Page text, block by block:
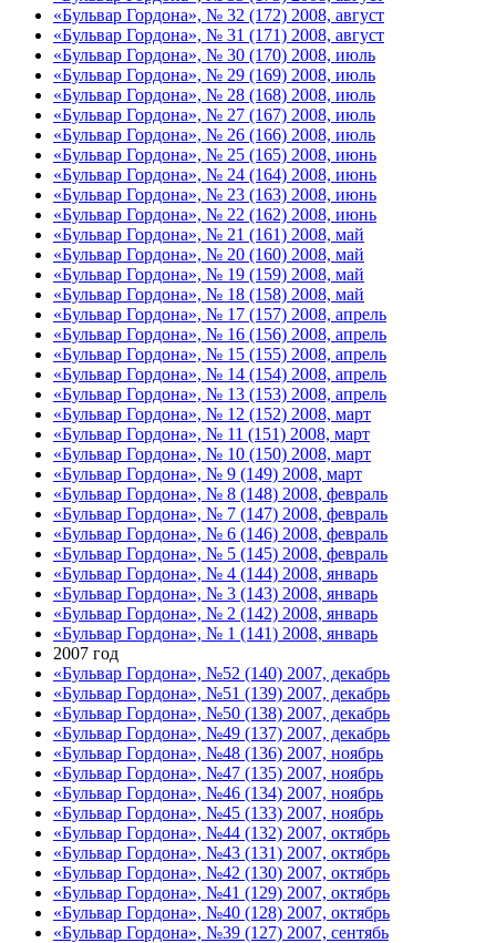
«Бульвар Гордона», № 32 (172) 2008, август
«Бульвар Гордона», № 31 (171) 2008, август
«Бульвар Гордона», № 30 (170) 2008, июль
«Бульвар Гордона», № 29 (169) 2008, июль
«Бульвар Гордона», № 28 (168) 2008, июль
«Бульвар Гордона», № 27 (167) 2008, июль
«Бульвар Гордона», № 26 (166) 2008, июль
«Бульвар Гордона», № 25 (165) 2008, июнь
«Бульвар Гордона», № 24 (164) 2008, июнь
«Бульвар Гордона», № 23 (163) 2008, июнь
«Бульвар Гордона», № 22 (162) 2008, июнь
«Бульвар Гордона», № 21 (161) 2008, май
«Бульвар Гордона», № 20 (160) 2008, май
«Бульвар Гордона», № 19 (159) 2008, май
«Бульвар Гордона», № 18 (158) 2008, май
«Бульвар Гордона», № 17 (157) 2008, апрель
«Бульвар Гордона», № 16 (156) 2008, апрель
«Бульвар Гордона», № 15 (155) 2008, апрель
«Бульвар Гордона», № 14 (154) 2008, апрель
«Бульвар Гордона», № 13 (153) 2008, апрель
«Бульвар Гордона», № 12 (152) 2008, март
«Бульвар Гордона», № 11 (151) 2008, март
«Бульвар Гордона», № 10 (150) 2008, март
«Бульвар Гордона», № 9 (149) 2008, март
«Бульвар Гордона», № 8 (148) 2008, февраль
«Бульвар Гордона», № 7 (147) 2008, февраль
«Бульвар Гордона», № 6 (146) 2008, февраль
«Бульвар Гордона», № 5 (145) 2008, февраль
«Бульвар Гордона», № 4 (144) 2008, январь
«Бульвар Гордона», № 3 (143) 2008, январь
«Бульвар Гордона», № 2 (142) 2008, январь
«Бульвар Гордона», № 1 (141) 2008, январь
2007 год
«Бульвар Гордона», №52 (140) 2007, декабрь
«Бульвар Гордона», №51 (139) 2007, декабрь
«Бульвар Гордона», №50 (138) 2007, декабрь
«Бульвар Гордона», №49 (137) 2007, декабрь
«Бульвар Гордона», №48 (136) 2007, ноябрь
«Бульвар Гордона», №47 (135) 2007, ноябрь
«Бульвар Гордона», №46 (134) 2007, ноябрь
«Бульвар Гордона», №45 (133) 2007, ноябрь
«Бульвар Гордона», №44 (132) 2007, октябрь
«Бульвар Гордона», №43 (131) 2007, октябрь
«Бульвар Гордона», №42 (130) 2007, октябрь
«Бульвар Гордона», №41 (129) 2007, октябрь
«Бульвар Гордона», №40 (128) 2007, октябрь
«Бульвар Гордона», №39 (127) 2007, сентябь